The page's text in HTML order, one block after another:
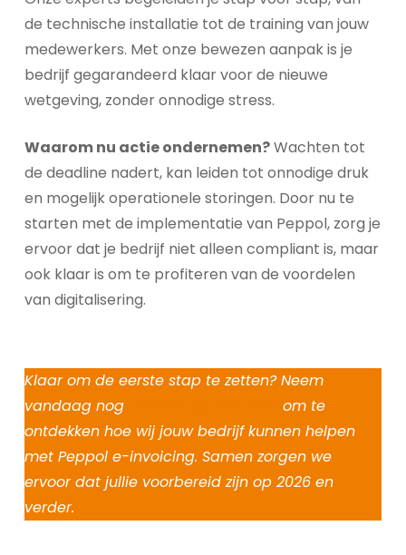
de technische installatie tot de training van jouw
medewerkers. Met onze bewezen aanpak is je
bedrijf gegarandeerd klaar voor de nieuwe
wetgeving, zonder onnodige stress.
Waarom nu actie ondernemen?Wachten tot
de deadline nadert, kan leiden tot onnodige druk
en mogelijk operationele storingen. Door nu te
starten met de implementatie van Peppol, zorg je
ervoor dat je bedrijf niet alleen compliant is, maar
ook klaar is om te profiteren van de voordelen
van digitalisering.
Klaar om de eerste stap te zetten? Neem
vandaag nog
om te
ontdekken hoe wij jouw bedrijf kunnen helpen
met Peppol e-invoicing. Samen zorgen we
ervoor dat jullie voorbereid zijn op 2026 en
verder.